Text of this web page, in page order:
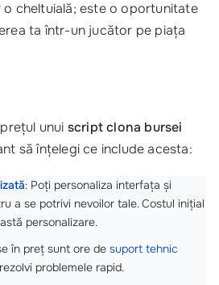
o cheltuială; este o oportunitate
ta într-un jucător pe piața
unui script clona bursei
să înțelegi ce include acesta:
: Poți personaliza interfața și
a se potrivi nevoilor tale. Costul inițial
personalizare.
în preț sunt ore de suport tehnic
problemele rapid.